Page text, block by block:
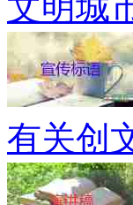
有关创